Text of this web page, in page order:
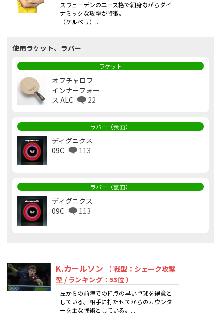
スウェーデンのエース格で細身ながらダイ
ナミックな攻撃が特徴。
（ケルベリ）...
使用ラケット、ラバー
ラケット
オフチャロフ
インナーフォー
ス ALC
22
ラバー（表面）
ディグニクス
09C
113
ラバー（裏面）
ディグニクス
09C
113
K.カールソン
（ 戦型：シェーク攻撃
型 / ランキング：53位 ）
左からの前陣での打点の早い卓球を得意と
している。相手に打たせてからのカウンタ
ーを主な戦術としている。...